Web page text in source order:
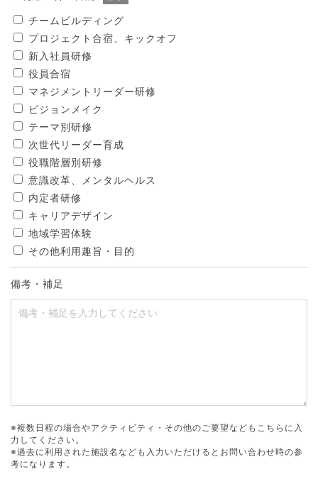
チームビルディング
プロジェクト合宿、キックオフ
新入社員研修
役員合宿
マネジメントリーダー研修
ビジョンメイク
テーマ別研修
次世代リーダー育成
役職階層別研修
意識改革、メンタルヘルス
内定者研修
キャリアデザイン
地域学習体験
その他利用趣旨・目的
備考・補足
※複数日程の場合やアクティビティ・その他のご要望などもこちらに入
力してください。
※過去に利用された施設名なども入力いただけるとお問い合わせ時の参
考になります。